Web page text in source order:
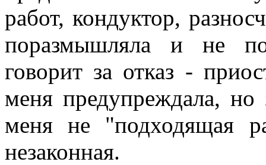
работ, кондуктор,
поразмышляла и не
говорит за отказ -
меня предупреждала, но
меня не "подходящая
незаконная.